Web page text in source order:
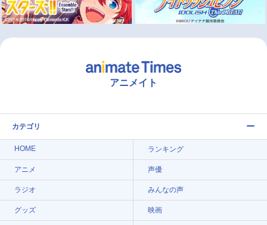
アニメイト
カテゴリ
HOME ランキング
アニメ 声優
ラジオ みんなの声
グッズ 映画